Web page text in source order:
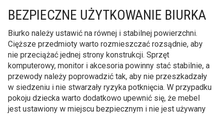
BEZPIECZNE UŻYTKOWANIE BIURKA
Biurko należy ustawić na równej i stabilnej powierzchni.
Cięższe przedmioty warto rozmieszczać rozsądnie, aby
nie przeciążać jednej strony konstrukcji. Sprzęt
komputerowy, monitor i akcesoria powinny stać stabilnie, a
przewody należy poprowadzić tak, aby nie przeszkadzały
w siedzeniu i nie stwarzały ryzyka potknięcia. W przypadku
pokoju dziecka warto dodatkowo upewnić się, że mebel
jest ustawiony w miejscu bezpiecznym i nie jest używany